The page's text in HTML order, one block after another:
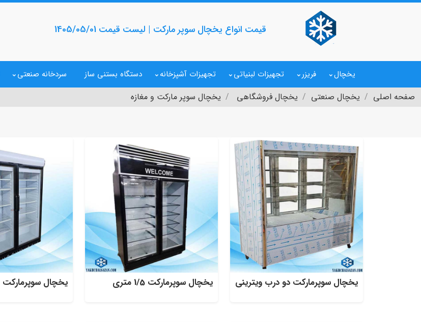
قیمت انواع یخچال سوپر مارکت | لیست قیمت 1405/05/01
یخچال فریزر تجهیزات لبنیاتی تجهیزات آشپزخانه دستگاه بستنی ساز سردخانه صنعتی
صفحه اصلی یخچال صنعتی یخچال فروشگاهی یخچال سوپر مارکت و مغازه
یخچال سوپرمارکت دو درب ویترینی یخچال سوپرمارکت 1/5 متری یخچال سوپرمارکت 140 سانتی